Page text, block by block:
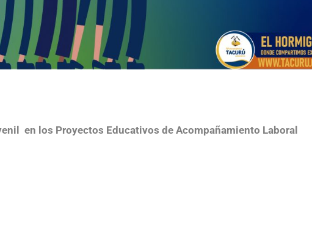
en los Proyectos Educativos de Acompañamiento Laboral